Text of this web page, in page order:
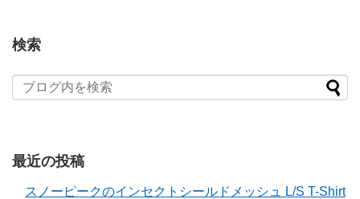
検索
最近の投稿
スノーピークのインセクトシールドメッシュ L/S T-Shirt